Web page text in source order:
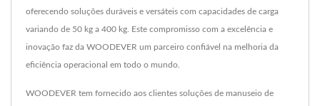
oferecendo soluções duráveis e versáteis com capacidades de carga
variando de 50 kg a 400 kg. Este compromisso com a excelência e
inovação faz da WOODEVER um parceiro confiável na melhoria da
eficiência operacional em todo o mundo.
WOODEVER tem fornecido aos clientes soluções de manuseio de